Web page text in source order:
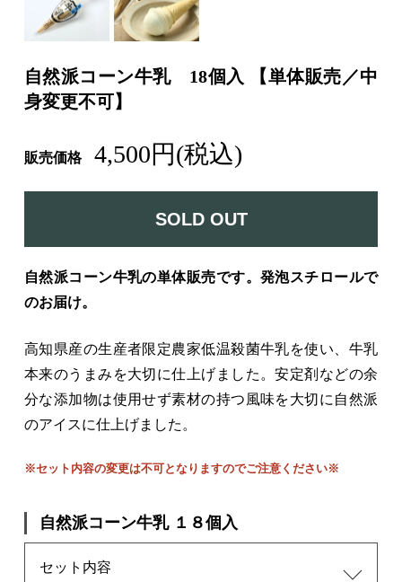
自然派コーン牛乳 18個入 【単体販売／中
身変更不可】
販売価格 4,500円(税込)
SOLD OUT
自然派コーン牛乳の単体販売です。発泡スチロールで
のお届け。
高知県産の生産者限定農家低温殺菌牛乳を使い、牛乳
本来のうまみを大切に仕上げました。安定剤などの余
分な添加物は使用せず素材の持つ風味を大切に自然派
のアイスに仕上げました。
※セット内容の変更は不可となりますのでご注意ください※
自然派コーン牛乳 １８個入
セット内容